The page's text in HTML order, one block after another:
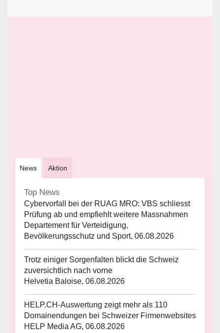
News Aktion
Top News
Cybervorfall bei der RUAG MRO: VBS schliesst
Prüfung ab und empfiehlt weitere Massnahmen
Departement für Verteidigung,
Bevölkerungsschutz und Sport, 06.08.2026
Trotz einiger Sorgenfalten blickt die Schweiz
zuversichtlich nach vorne
Helvetia Baloise, 06.08.2026
HELP.CH-Auswertung zeigt mehr als 110
Domainendungen bei Schweizer Firmenwebsites
HELP Media AG, 06.08.2026